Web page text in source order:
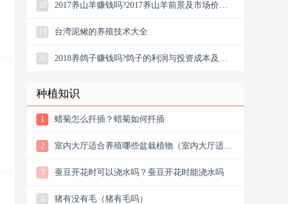
18
2017养山羊赚钱吗?2017养山羊前景及市场价格
19
台湾泥鳅的养殖技术大全
20
2018养鸽子赚钱吗?鸽子的利润与投资成本及前
种植知识
1 蜡菊怎么扦插？蜡菊如何扦插
2
室内大厅适合养殖哪些盆栽植物（室内大厅适合
3
蚕豆开花时可以浇水吗？蚕豆开花时能浇水吗
4 猪有没有毛（猪有毛吗）